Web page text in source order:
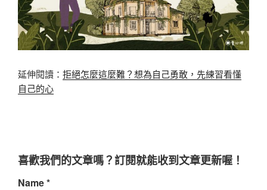
延伸閱讀： 拒絕怎麼這麼難？想為自己勇敢，先練習看懂
自己的心
喜歡我們的文章嗎？訂閱就能收到文章更新喔！
Name*